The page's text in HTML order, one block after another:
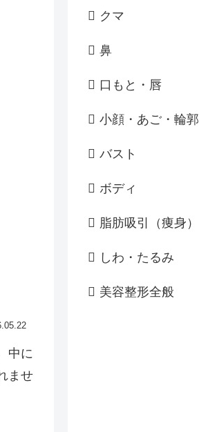
中に
ませ
クマ
鼻
口もと・唇
小顔・あご・輪郭
バスト
ボディ
脂肪吸引（痩身）
しわ・たるみ
美容整形全般